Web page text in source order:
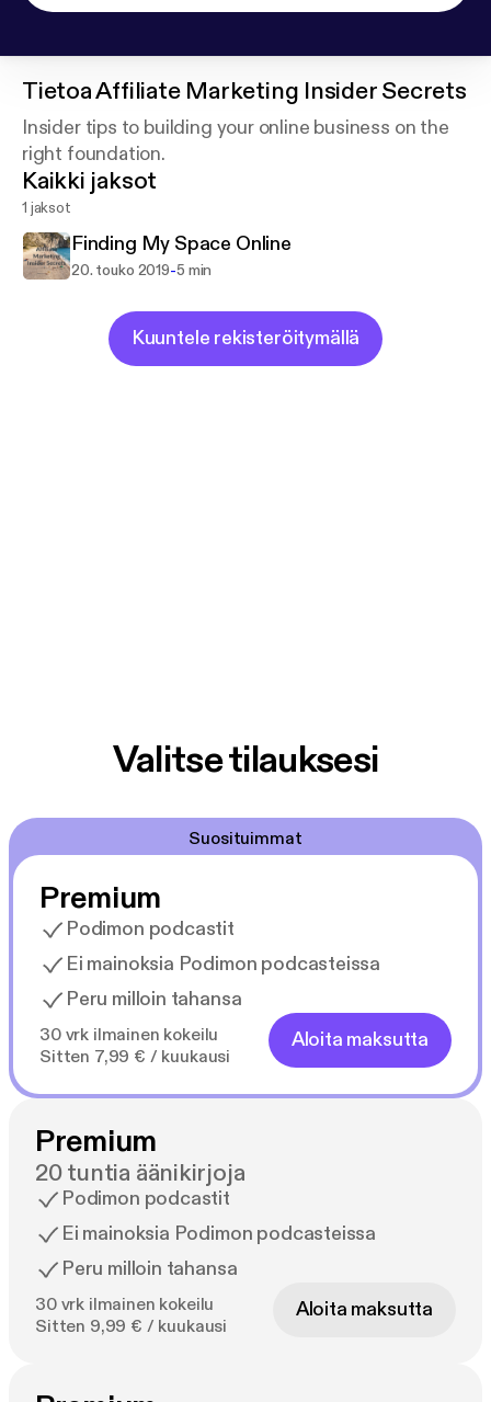
TietoaAffiliate Marketing Insider Secrets
Insider tips to building your online business on the
right foundation.
Kaikki jaksot
1 jaksot
Finding My Space Online
20. touko 2019-5 min
Kuuntele rekisteröitymällä
Valitse tilauksesi
Suosituimmat
Premium
Podimon podcastit
Ei mainoksia Podimon podcasteissa
Peru milloin tahansa
30 vrk ilmainen kokeilu
Sitten 7,99 € / kuukausi
Aloita maksutta
Premium
20 tuntia äänikirjoja
Podimon podcastit
Ei mainoksia Podimon podcasteissa
Peru milloin tahansa
30 vrk ilmainen kokeilu
Sitten 9,99 € / kuukausi
Aloita maksutta